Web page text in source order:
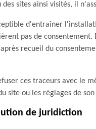
sites ainsi visités, il
d'entraîner
pas de
recueil du
ces traceurs avec le
site ou les réglages de
de juridiction